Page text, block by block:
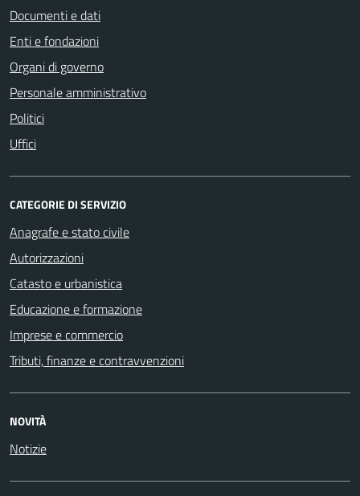
Documenti e dati
Enti e fondazioni
Organi di governo
Personale amministrativo
Politici
Uffici
CATEGORIE DI SERVIZIO
Anagrafe e stato civile
Autorizzazioni
Catasto e urbanistica
Educazione e formazione
Imprese e commercio
Tributi, finanze e contravvenzioni
NOVITÀ
Notizie